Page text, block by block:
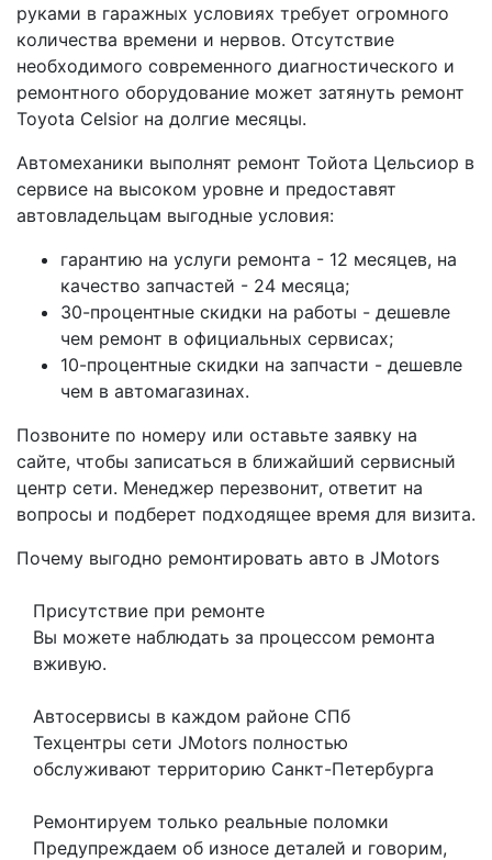
руками в гаражных условиях требует огромного
количества времени и нервов. Отсутствие
необходимого современного диагностического и
ремонтного оборудование может затянуть ремонт
Toyota Celsior на долгие месяцы.
Автомеханики выполнят ремонт Тойота Цельсиор в
сервисе на высоком уровне и предоставят
автовладельцам выгодные условия:
гарантию на услуги ремонта - 12 месяцев, на
качество запчастей - 24 месяца;
30-процентные скидки на работы - дешевле
чем ремонт в официальных сервисах;
10-процентные скидки на запчасти - дешевле
чем в автомагазинах.
Позвоните по номеру или оставьте заявку на
сайте, чтобы записаться в ближайший сервисный
центр сети. Менеджер перезвонит, ответит на
вопросы и подберет подходящее время для визита.
Почему выгодно ремонтировать авто в JMotors
Присутствие при ремонте
Вы можете наблюдать за процессом ремонта
вживую.
Автосервисы в каждом районе СПб
Техцентры сети JMotors полностью
обслуживают территорию Санкт-Петербурга
Ремонтируем только реальные поломки
Предупреждаем об износе деталей и говорим,